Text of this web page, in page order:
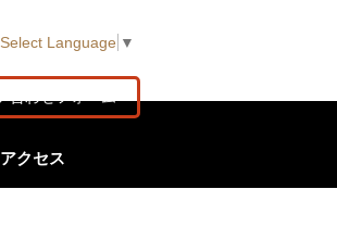
Select Language ▼
アクセス